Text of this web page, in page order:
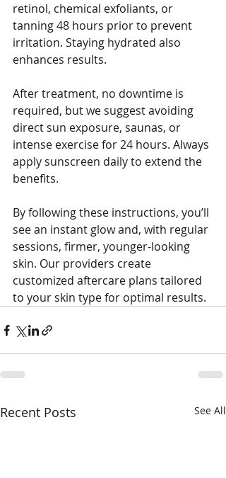
retinol, chemical exfoliants, or
tanning 48 hours prior to prevent
irritation. Staying hydrated also
enhances results.
After treatment, no downtime is
required, but we suggest avoiding
direct sun exposure, saunas, or
intense exercise for 24 hours. Always
apply sunscreen daily to extend the
benefits.
By following these instructions, you’ll
see an instant glow and, with regular
sessions, firmer, younger-looking
skin. Our providers create
customized aftercare plans tailored
to your skin type for optimal results.
Recent Posts See All